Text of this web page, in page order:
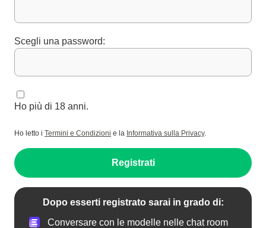
Scegli una password:
Ho più di 18 anni.
Ho letto i Termini e Condizioni e la Informativa sulla Privacy.
Registrati
Dopo esserti registrato sarai in grado di:
Conversare con le modelle nelle chat room